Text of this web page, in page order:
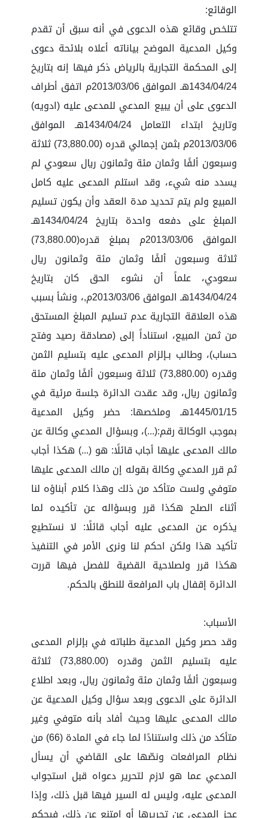
الوقائع:
تتلخص وقائع هذه الدعوى في أنه سبق أن تقدم
وكيل المدعية الموضح بياناته أعلاه بلائحة دعوى
إلى المحكمة التجارية بالرياض ذكر فيها إنه بتاريخ
1434/04/24هـ الموافق 2013/03/06م اتفق أطراف
الدعوى على أن يبيع المدعي للمدعى عليه (ادويه)
وتاريخ ابتداء التعامل 1434/04/24هـ الموافق
2013/03/06م بثمن إجمالي قدره (73,880.00) ثلاثة
وسبعون ألفًا وثمان مئة وثمانون ريال سعودي لم
يسدد منه شيء، وقد استلم المدعى عليه كامل
المبيع ولم يتم تحديد مدة العقد وأن يكون تسليم
المبلغ على دفعه واحدة بتاريخ 1434/04/24هـ
الموافق 2013/03/06م بمبلغ قدره(73,880.00)
ثلاثة وسبعون ألفًا وثمان مئة وثمانون ريال
سعودي، علماً أن نشوء الحق كان بتاريخ
1434/04/24هـ الموافق 2013/03/06م,، ونشأ بسبب
هذه العلاقة التجارية عدم تسليم المبلغ المستحق
من ثمن المبيع، استناداً إلى (مصادقة رصيد وفتح
حساب)، وطالب بـإلزام المدعى عليه بتسليم الثمن
وقدره (73,880.00) ثلاثة وسبعون ألفًا وثمان مئة
وثمانون ريال، وقد عقدت الدائرة جلسة مرئية في
1445/01/15هـ وملخصها: حضر وكيل المدعية
بموجب الوكالة رقم:(...)، وبسؤال المدعي وكالة عن
مالك المدعى عليها أجاب قائلًا: هو (...) هكذا أجاب
ثم قرر المدعي وكالة بقوله إن مالك المدعى عليها
متوفي ولست متأكد من ذلك وهذا كلام أبناؤه لنا
أثناء الصلح هكذا قرر وبسؤاله عن تأكيده لما
يذكره عن المدعى عليه أجاب قائلًا: لا نستطيع
تأكيد هذا ولكن احكم لنا ونرى الأمر في التنفيذ
هكذا قرر ولصلاحية القضية للفصل فيها قررت
الدائرة إقفال باب المرافعة للنطق بالحكم.
الأسباب:
وقد حصر وكيل المدعية طلباته في بإلزام المدعى
عليه بتسليم الثمن وقدره (73,880.00) ثلاثة
وسبعون ألفًا وثمان مئة وثمانون ريال، وبعد اطلاع
الدائرة على الدعوى وبعد سؤال وكيل المدعية عن
مالك المدعى عليها وحيث أفاد بأنه متوفي وغير
متأكد من ذلك واستنادًا لما جاء في المادة (66) من
نظام المرافعات ونصّها على القاضي أن يسأل
المدعي عما هو لازم لتحرير دعواه قبل استجواب
المدعى عليه، وليس له السير فيها قبل ذلك، وإذا
عجز المدعي عن تحريرها أو امتنع عن ذلك، فيحكم